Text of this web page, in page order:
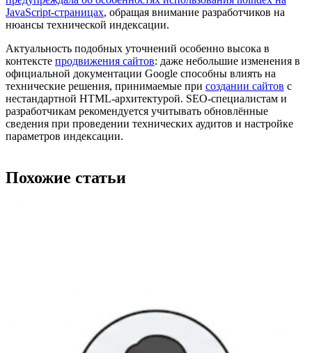
JavaScript-страницах, обращая внимание разработчиков на
нюансы технической индексации.
Актуальность подобных уточнений особенно высока в
контексте продвижения сайтов: даже небольшие изменения в
официальной документации Google способны влиять на
технические решения, принимаемые при создании сайтов с
нестандартной HTML-архитектурой. SEO-специалистам и
разработчикам рекомендуется учитывать обновлённые
сведения при проведении технических аудитов и настройке
параметров индексации.
Похожие статьи